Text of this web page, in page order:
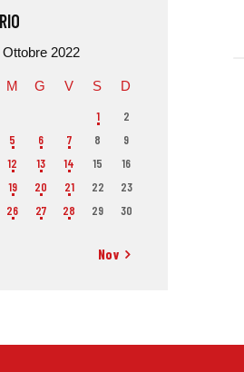
Ottobre 2022
M G V S D
1
2
5 6 7 8
9
12 13 14 15
16
19 20 21 22
23
26 27 28 29
30
Nov »